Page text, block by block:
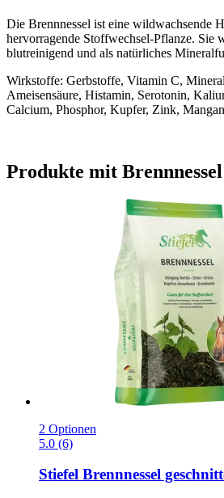
Die Brennnessel ist eine wildwachsende
hervorragende Stoffwechsel-Pflanze. Sie
blutreinigend und als natürliches
Wirkstoffe: Gerbstoffe, Vitamin C,
Ameisensäure, Histamin, Serotonin,
Calcium, Phosphor, Kupfer, Zink,
Produkte mit Brennnessel
2 Optionen
5.0 (6)
Stiefel Brennnessel